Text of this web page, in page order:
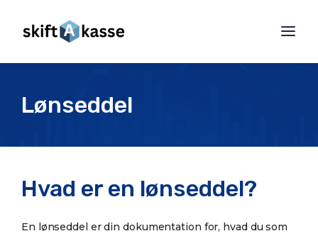
Lønseddel
Hvad er en lønseddel?
En lønseddel er din dokumentation for, hvad du som